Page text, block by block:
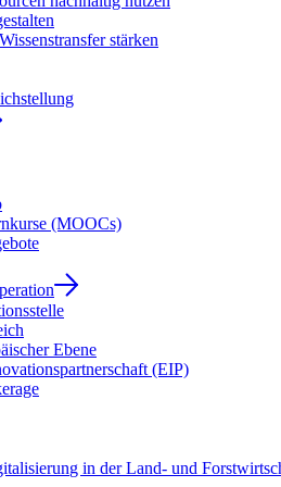
stärken
(MOOCs)
Ebene
(EIP)
in der Land- und